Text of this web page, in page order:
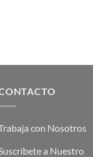
con Nosotros
a Nuestro